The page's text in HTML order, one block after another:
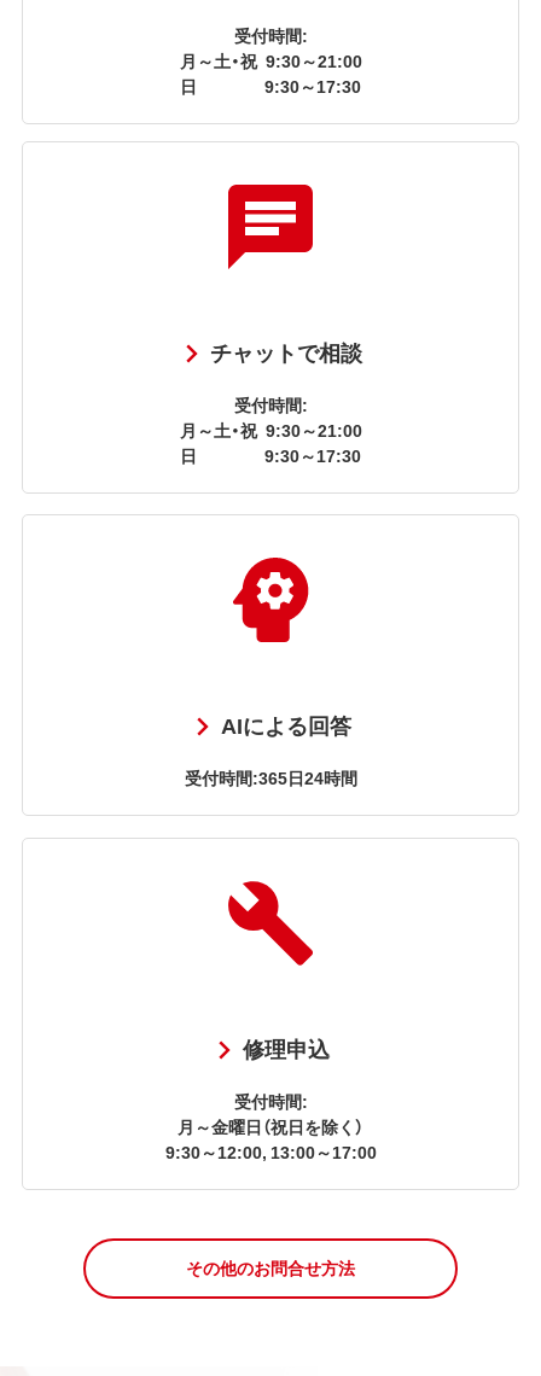
受付時間:
月～土・祝 9:30～21:00
日
9:30～17:30
チャットで相談
受付時間:
月～土・祝 9:30～21:00
日
9:30～17:30
AIによる回答
受付時間:365日24時間
修理申込
受付時間:
月～金曜日（祝日を除く）
9:30～12:00, 13:00～17:00
その他のお問合せ方法